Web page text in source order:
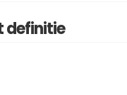
definitie